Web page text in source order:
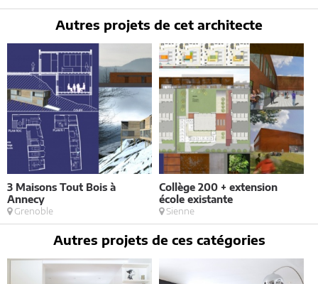
du Mirail - 33370 Artigues-près Bordeaux. Tél. 05.47.74.51.01 -
contact@architectes-france.com
Autres projets de cet architecte
3 Maisons Tout Bois à
Annecy
Grenoble
Collège 200 + extension
école existante
Sienne
Autres projets de ces catégories